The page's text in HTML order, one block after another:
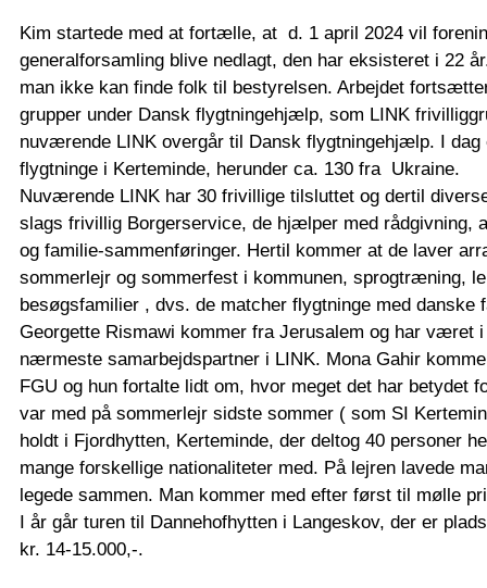
Kim startede med at fortælle, at d. 1 april 2024 vil
generalforsamling blive nedlagt, den har eksisteret i 22
man ikke kan finde folk til bestyrelsen. Arbejdet
grupper under Dansk flygtningehjælp, som LINK
nuværende LINK overgår til Dansk flygtningehjælp. I dag
flygtninge i Kerteminde, herunder ca. 130 fra Ukraine.
Nuværende LINK har 30 frivillige tilsluttet og dertil
slags frivillig Borgerservice, de hjælper med rådgivning,
og familie-sammenføringer. Hertil kommer at de laver
sommerlejr og sommerfest i kommunen, sprogtræning,
besøgsfamilier , dvs. de matcher flygtninge med danske
Georgette Rismawi kommer fra Jerusalem og har været
nærmeste samarbejdspartner i LINK. Mona Gahir
FGU og hun fortalte lidt om, hvor meget det har betydet
var med på sommerlejr sidste sommer ( som SI
holdt i Fjordhytten, Kerteminde, der deltog 40 personer
mange forskellige nationaliteter med. På lejren lavede
legede sammen. Man kommer med efter først til mølle
I år går turen til Dannehofhytten i Langeskov, der er
kr. 14-15.000,-.